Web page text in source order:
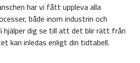
har vi fått uppleva alla
både inom industrin och
dig se till att det blir rätt från
kan inledas enligt din tidtabell.